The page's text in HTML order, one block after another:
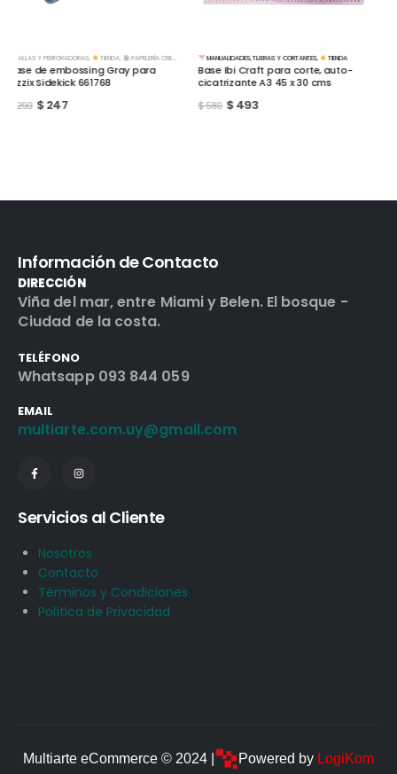
MANUALIDADES,TIJERAS Y CORTANTES, TIENDA
Base Ibi Craft para corte, auto-
cicatrizante A3 45 x 30 cms
$580 $493
MANUALIDADES,CINTAS Y ADHESIVOS, TIENDA
Cinta de pintor 24mm x 50mts
Información de Contacto
DIRECCIÓN
Viña del mar, entre Miami y Belen. El bosque -
Ciudad de la costa.
TELÉFONO
Whatsapp 093 844 059
EMAIL
multiarte.com.uy@gmail.com
Servicios al Cliente
Nosotros
Contacto
Términos y Condiciones
Política de Privacidad
Multiarte eCommerce © 2024 | Powered by LogiKom